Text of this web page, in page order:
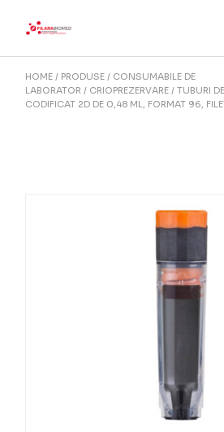
HOME PRODUSE
CONSUMABILE DE
LABORATOR
CRIOPREZERVARE TUBURI
CODIFICAT 2D DE 0,48 ML, FORMAT 96,